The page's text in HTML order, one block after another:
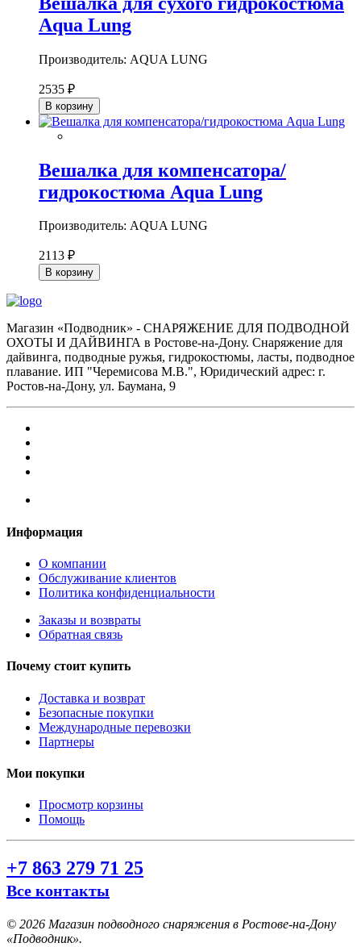
Aqua Lung
Производитель: AQUA LUNG
2535 ₽
В корзину
Вешалка для компенсатора/
гидрокостюма Aqua Lung
Производитель: AQUA LUNG
2113 ₽
В корзину
Магазин «Подводник» - СНАРЯЖЕНИЕ ДЛЯ ПОДВОДНОЙ
ОХОТЫ И ДАЙВИНГА в Ростове-на-Дону. Снаряжение для
дайвинга, подводные ружья, гидрокостюмы, ласты, подводное
плавание. ИП "Черемисова М.В.", Юридический адрес: г.
Ростов-на-Дону, ул. Баумана, 9
Информация
О компании
Обслуживание клиентов
Политика конфиденциальности
Заказы и возвраты
Обратная связь
Почему стоит купить
Доставка и возврат
Безопасные покупки
Международные перевозки
Партнеры
Мои покупки
Просмотр корзины
Помощь
+7 863 279 71 25
Все контакты
© 2026 Магазин подводного снаряжения в Ростове-на-Дону
«Подводник».